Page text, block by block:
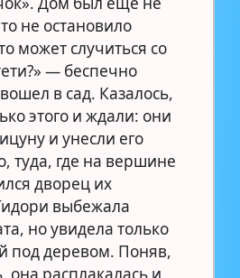
не остановило
может случиться со
— беспечно
в сад. Казалось,
этого и ждали: они
и унесли его
туда, где на вершине
дворец их
выбежала
но увидела только
под деревом. Поняв,